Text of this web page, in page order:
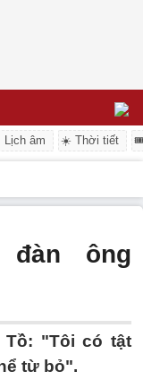
Lịch âm ☀️ Thời tiết
đàn ông
Tồ: "Tôi có tật
từ bỏ".